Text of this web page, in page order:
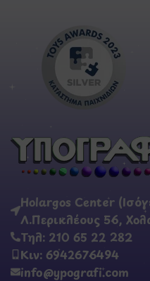
Holargos Center
Λ.Περικλέους 56,
Τηλ: 210 65 22 282
Κιν: 6942676494
info@ypografi.com